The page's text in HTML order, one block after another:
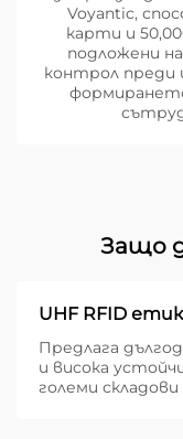
Voyantic,
карти и
подложени
контрол преди
Защо
UHF RFID
Предлага
и висока
големи складови